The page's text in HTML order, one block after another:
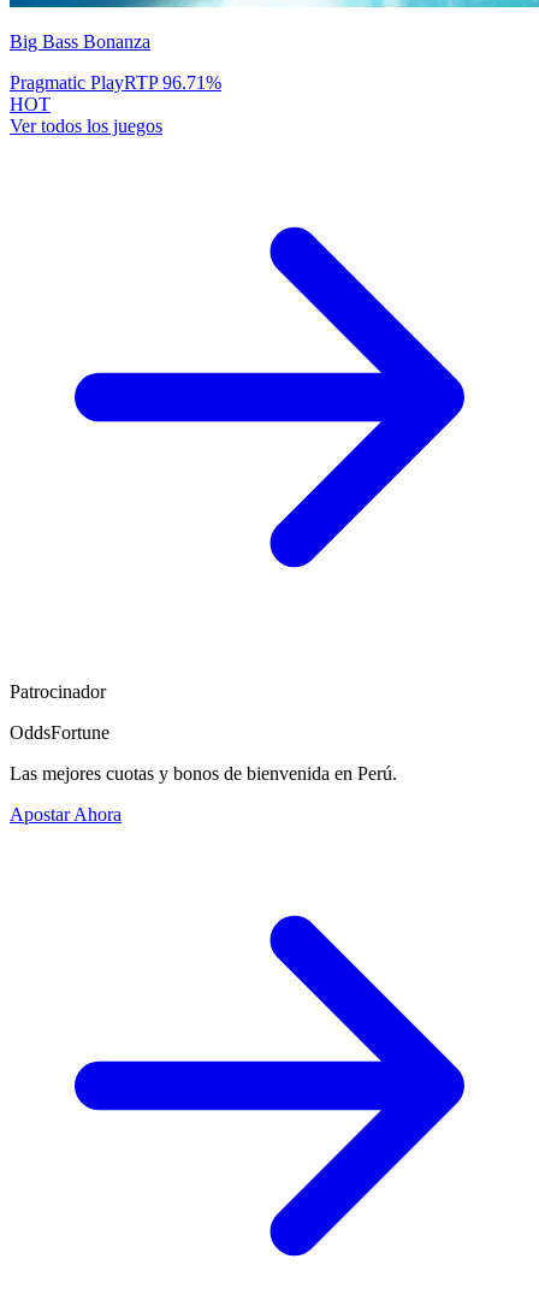
Big Bass Bonanza
Pragmatic PlayRTP96.71%
HOT
Ver todos los juegos
Patrocinador
OddsFortune
Las mejores cuotas y bonos de bienvenida en Perú.
Apostar Ahora